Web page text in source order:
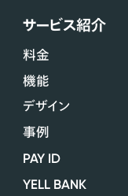
サービス紹介
料金
機能
デザイン
事例
PAY ID
YELL BANK